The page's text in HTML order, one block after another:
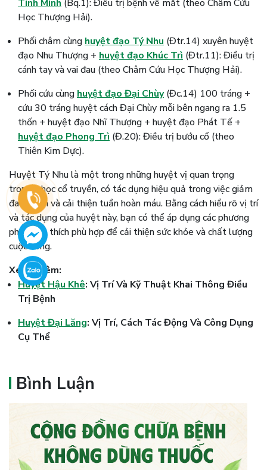
Tinh Minh (Bq.1): Điều trị bệnh về mắt (theo Châm Cứu
Học Thượng Hải).
Phối châm cùng huyệt đạo Tý Nhu (Đtr.14) xuyên huyệt
đạo Nhu Thượng + huyệt đạo Khúc Trì (Đtr.11): Điều trị
cánh tay và vai đau (theo Châm Cứu Học Thượng Hải).
Phối cứu cùng huyệt đạo Đại Chùy(Đc.14) 100 tráng +
cứu 30 tráng huyệt cách Đại Chùy mỗi bên ngang ra 1.5
thốn + huyệt đạo Nhĩ Thượng + huyệt đạo Phát Tế +
huyệt đạo Phong Trì (Đ.20): Điều trị bướu cổ (theo
Thiên Kim Dực).
Huyệt Tý Nhu là một trong những huyệt vị quan trọng
trong y học cổ truyền, có tác dụng hiệu quả trong việc giảm
đau, viêm và cải thiện tuần hoàn máu. Bằng cách hiểu rõ vị trí
và tác dụng của huyệt này, bạn có thể áp dụng các phương
pháp kích thích phù hợp để cải thiện sức khỏe và chất lượng
cuộc sống.
Xem Thêm:
Huyệt Hậu Khê: Vị Trí Và Kỹ Thuật Khai Thông Điều
Trị Bệnh
Huyệt Đại Lăng: Vị Trí, Cách Tác Động Và Công Dụng
Cụ Thể
Bình Luận